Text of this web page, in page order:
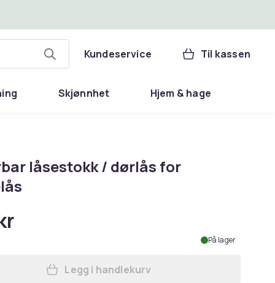
Kundeservice Til kassen
Skjønnhet Hjem & hage
låsestokk / dørlås for
På lager
Legg Justerbar låsestokk / dørlås
Legg i handlekurv